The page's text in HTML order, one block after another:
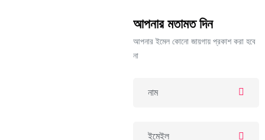
আপনার মতামত দিন
আপনার ইমেল কোনো জায়গায় প্রকাশ করা হবে
না